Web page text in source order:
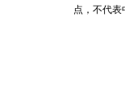
点，不代表